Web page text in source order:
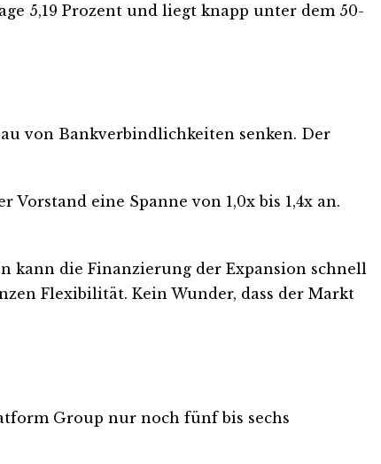
5,19 Prozent und liegt knapp unter dem 50-
von Bankverbindlichkeiten senken. Der
eine Spanne von 1,0x bis 1,4x an.
kann die Finanzierung der Expansion schnell
Flexibilität. Kein Wunder, dass der Markt
Group nur noch fünf bis sechs